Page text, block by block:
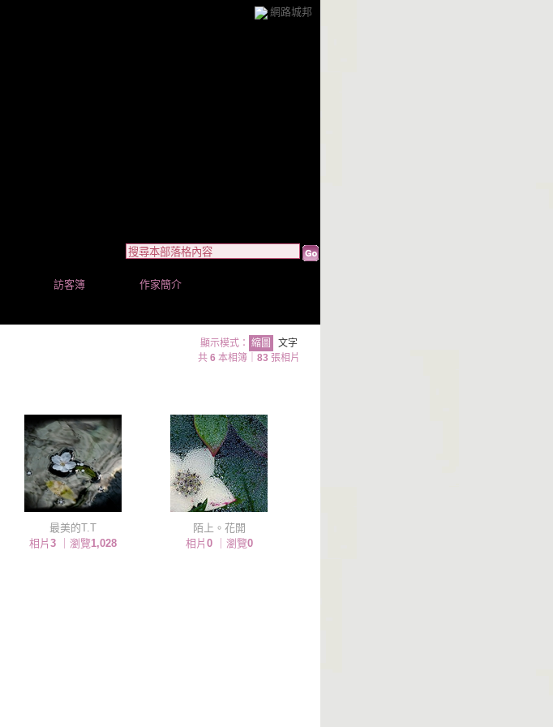
網路城邦
訪客簿 作家簡介
顯示模式： 縮圖
文字
共 6 本相簿｜ 83 張相片
最美的T.T
相片 3 ｜瀏覽1,028
陌上。花開
相片 0｜瀏覽0